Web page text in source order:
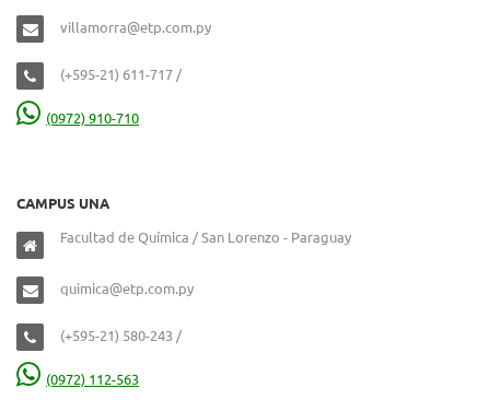
villamorra@etp.com.py
(+595-21) 611-717 /
(0972) 910-710
CAMPUS UNA
Facultad de Química / San Lorenzo - Paraguay
quimica@etp.com.py
(+595-21) 580-243 /
(0972) 112-563